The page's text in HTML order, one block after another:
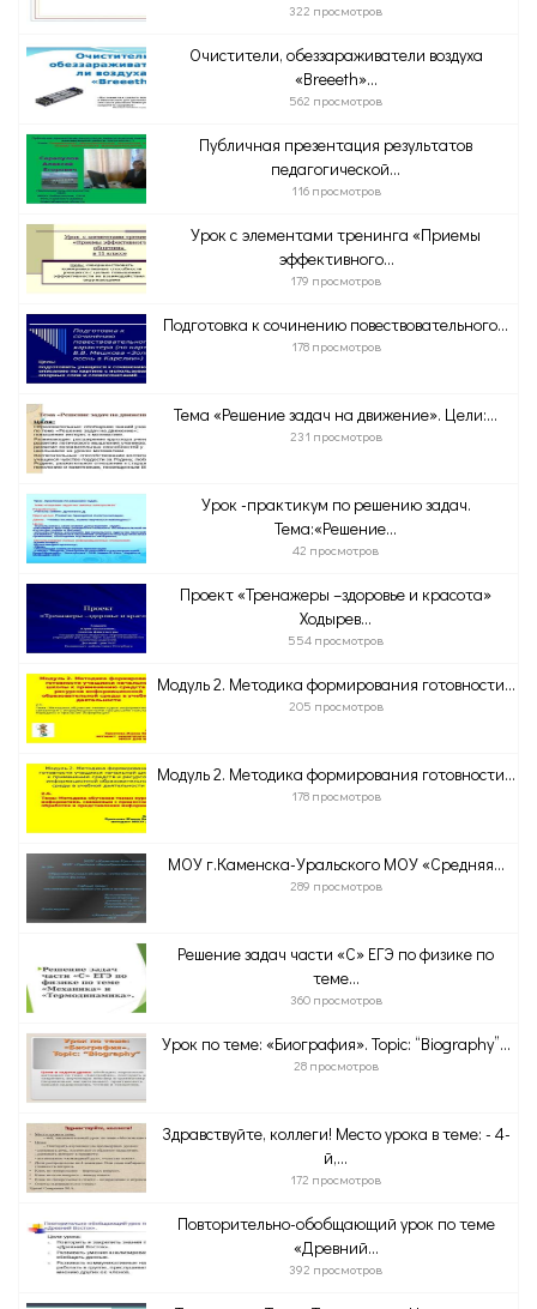
322 просмотров
Очистители, обеззараживатели воздуха
«Breeeth»...
562 просмотров
Публичная презентация результатов
педагогической...
116 просмотров
Урок с элементами тренинга «Приемы
эффективного...
179 просмотров
Подготовка к сочинению повествовательного...
178 просмотров
Тема «Решение задач на движение». Цели:...
231 просмотров
Урок -практикум по решению задач.
Тема:«Решение...
42 просмотров
Проект «Тренажеры –здоровье и красота»
Ходырев...
554 просмотров
Модуль 2. Методика формирования готовности...
205 просмотров
Модуль 2. Методика формирования готовности...
178 просмотров
МОУ г.Каменска-Уральского МОУ «Средняя...
289 просмотров
Решение задач части «С» ЕГЭ по физике по
теме...
360 просмотров
Урок по теме: «Биография». Topic: “Biography”...
28 просмотров
Здравствуйте, коллеги! Место урока в теме: - 4-
й,...
172 просмотров
Повторительно-обобщающий урок по теме
«Древний...
392 просмотров